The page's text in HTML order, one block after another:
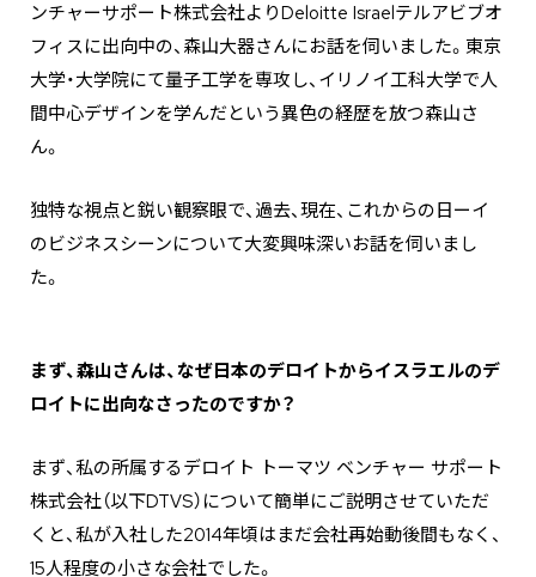
ンチャーサポート株式会社よりDeloitte Israelテルアビブオ
フィスに出向中の、森山大器さんにお話を伺いました。東京
大学・大学院にて量子工学を専攻し、イリノイ工科大学で人
間中心デザインを学んだという異色の経歴を放つ森山さ
ん。
独特な視点と鋭い観察眼で、過去、現在、これからの日ーイ
のビジネスシーンについて大変興味深いお話を伺いまし
た。
まず、森山さんは、なぜ日本のデロイトからイスラエルのデ
ロイトに出向なさったのですか？
まず、私の所属するデロイト トーマツ ベンチャー サポート
株式会社（以下DTVS）について簡単にご説明させていただ
くと、私が入社した2014年頃はまだ会社再始動後間もなく、
15人程度の小さな会社でした。